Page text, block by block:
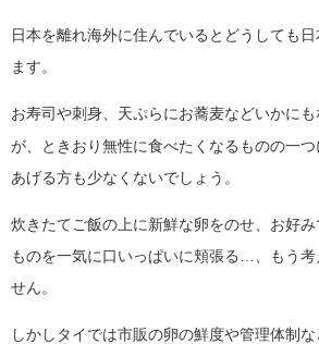
日本を離れ海外に住んでいるとどうしても
ます。
お寿司や刺身、天ぷらにお蕎麦などいかに
が、ときおり無性に食べたくなるものの一つ
あげる方も少なくないでしょう。
炊きたてご飯の上に新鮮な卵をのせ、お好
ものを一気に口いっぱいに頬張る…、もう考
せん。
しかしタイでは市販の卵の鮮度や管理体制